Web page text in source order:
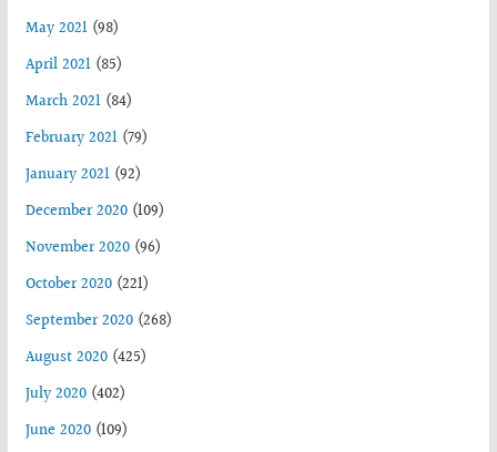
May 2021(98)
April 2021(85)
March 2021(84)
February 2021(79)
January 2021(92)
December 2020(109)
November 2020(96)
October 2020(221)
September 2020(268)
August 2020(425)
July 2020(402)
June 2020(109)